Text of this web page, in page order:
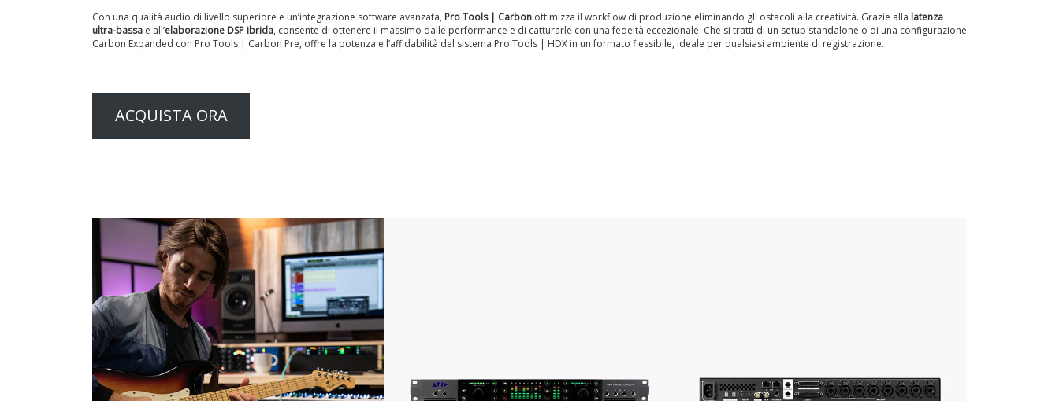
Con una qualità audio di livello superiore e un’integrazione software avanzata, Pro Tools | Carbon ottimizza il workflow di produzione eliminando gli ostacoli alla creatività. Grazie alla latenza
ultra-bassa e all’elaborazione DSP ibrida, consente di ottenere il massimo dalle performance e di catturarle con una fedeltà eccezionale. Che si tratti di un setup standalone o di una configurazione
Carbon Expanded con Pro Tools | Carbon Pre, offre la potenza e l’affidabilità del sistema Pro Tools | HDX in un formato flessibile, ideale per qualsiasi ambiente di registrazione.
ACQUISTA ORA